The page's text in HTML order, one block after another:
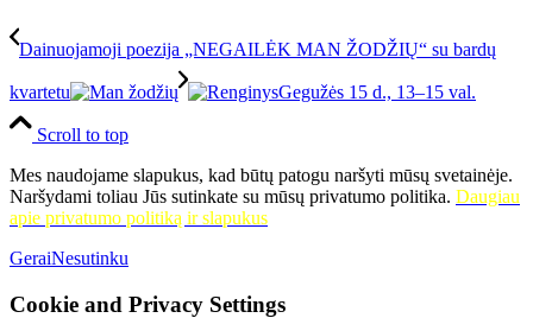
Dainuojamoji poezija „NEGAILĖK MAN ŽODŽIŲ“ su bardų
kvartetu Gegužės 15 d., 13–15 val.
Scroll to top
Mes naudojame slapukus, kad būtų patogu naršyti mūsų svetainėje.
Naršydami toliau Jūs sutinkate su mūsų privatumo politika. Daugiau
apie privatumo politiką ir slapukus
GeraiNesutinku
Cookie and Privacy Settings